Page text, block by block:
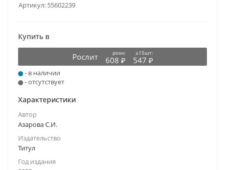
Артикул: 55602239
Купить в
Рослит розн: ≥15шт:
608 ₽ 547 ₽
- в наличии
- отсутствует
Характеристики
Автор
Азарова С.И.
Издательство
Титул
Год издания